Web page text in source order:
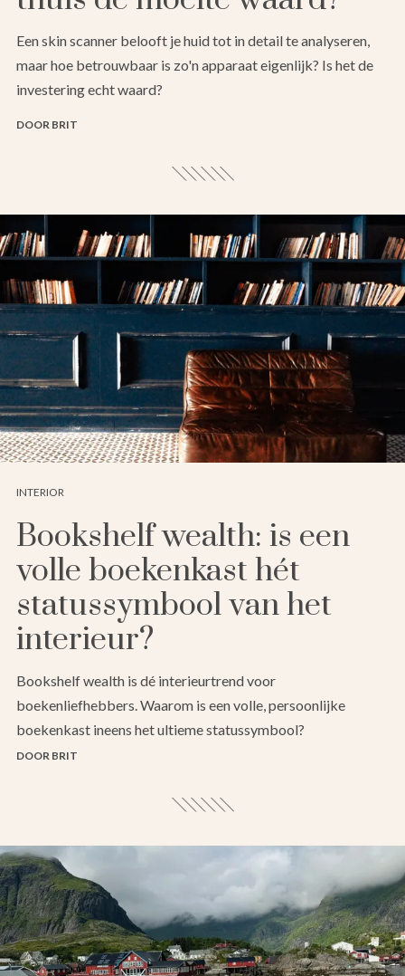
Een skin scanner belooft je huid tot in detail te analyseren,
maar hoe betrouwbaar is zo'n apparaat eigenlijk? Is het de
investering echt waard?
DOOR BRIT
INTERIOR
Bookshelf wealth: is een
volle boekenkast hét
statussymbool van het
interieur?
Bookshelf wealth is dé interieurtrend voor
boekenliefhebbers. Waarom is een volle, persoonlijke
boekenkast ineens het ultieme statussymbool?
DOOR BRIT